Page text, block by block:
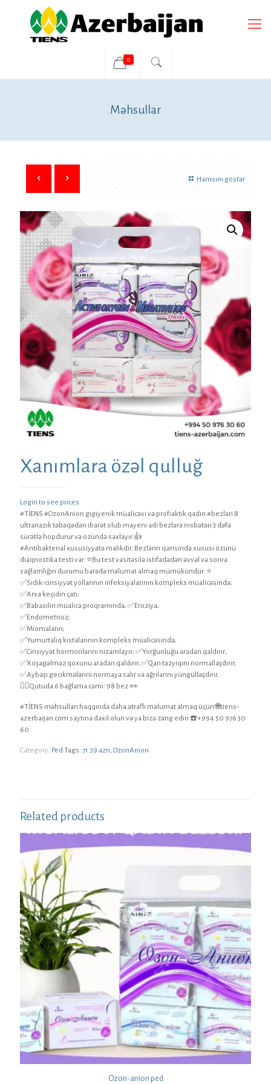
0
Məhsullar
Hamsını göstər
Xanımlara özəl qulluğ
Login to see prices
#TİENS #OzonAnion gigiyenik müalicəvi və profiaktik qadın #bezləri 8
ultranazik təbəqədən ibarət olub mayeni adi bezlərə nisbətən 3 dəfə
sürətlə hopdurur və özündə saxlayır.👍
#Antibakterial xüsusiyyətə malikdir. Bezlərin işərisində xüsusi özünü
diaqnostika testi var. ⭐️Bu test vasitəsilə istifadədən əvvəl və sonra
sağlamlığın durumu barədə məlumat almaq mümükündür. ⭐️
✅Sidik-cinsiyyət yollarının infeksiyalarının kompleks müalicəsində;
✅Arxa keçidin çatı;
✅Babasilin müalicə proqramında; ✅Eroziya;
✅Endometrioz;
✅Miomaların;
✅Yumurtalıq kistalarının kompleks müalicəsində;
✅Cinsiyyət hormonlarını nizamlayır; ✅Yorğunluğu aradan qaldırır;
✅Xoşagəlməz qoxunu aradan qaldırır; ✅Qan təzyiqini normallaşdırır;
✅Aybaşı gecikmələrini normaya salır və ağrılarını yüngülləşdirir.
💁‍♀️Qutuda 6 bağlama.cəmi: 98 bez.👀
#TİENS məhsulları haqqında daha ətraflı məlumat almaq üçün 🌐tiens-
azerbaijan.com saytına daxil olun və ya bizə zəng edin ☎️+994 50 976 30
60
Category: PedTags: 71.39 azn, OzonAnion
Related products
Ozon-anion ped